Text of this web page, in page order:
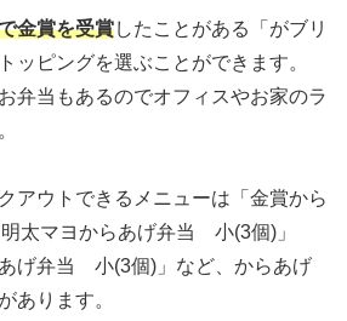
金賞を受賞したことがある「がブリ
ッピングを選ぶことができます。
弁当もあるのでオフィスやお家のラ
アウトできるメニューは「金賞から
太マヨからあげ弁当 小(3個)」
あげ弁当 小(3個)」など、からあげ
あります。